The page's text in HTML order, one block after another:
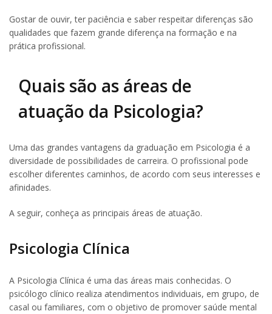
Gostar de ouvir, ter paciência e saber respeitar diferenças são
qualidades que fazem grande diferença na formação e na
prática profissional.
Quais são as áreas de
atuação da Psicologia?
Uma das grandes vantagens da graduação em Psicologia é a
diversidade de possibilidades de carreira. O profissional pode
escolher diferentes caminhos, de acordo com seus interesses e
afinidades.
A seguir, conheça as principais áreas de atuação.
Psicologia Clínica
A Psicologia Clínica é uma das áreas mais conhecidas. O
psicólogo clínico realiza atendimentos individuais, em grupo, de
casal ou familiares, com o objetivo de promover saúde mental